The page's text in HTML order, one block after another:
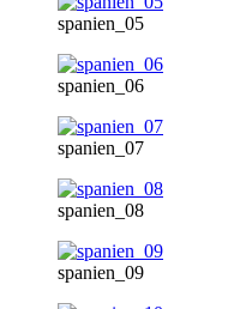
spanien_05
spanien_06
spanien_07
spanien_08
spanien_09